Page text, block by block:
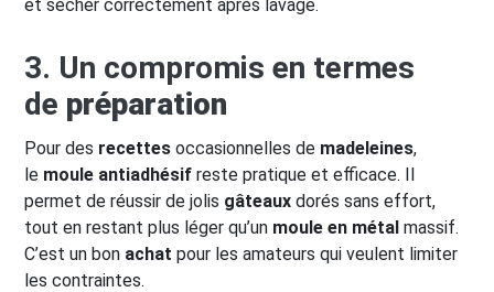
et sécher correctement après lavage.
3. Un compromis en termes
de préparation
Pour des recettes occasionnelles de madeleines,
le moule antiadhésif reste pratique et efficace. Il
permet de réussir de jolis gâteaux dorés sans effort,
tout en restant plus léger qu’un moule en métal massif.
C’est un bon achat pour les amateurs qui veulent limiter
les contraintes.